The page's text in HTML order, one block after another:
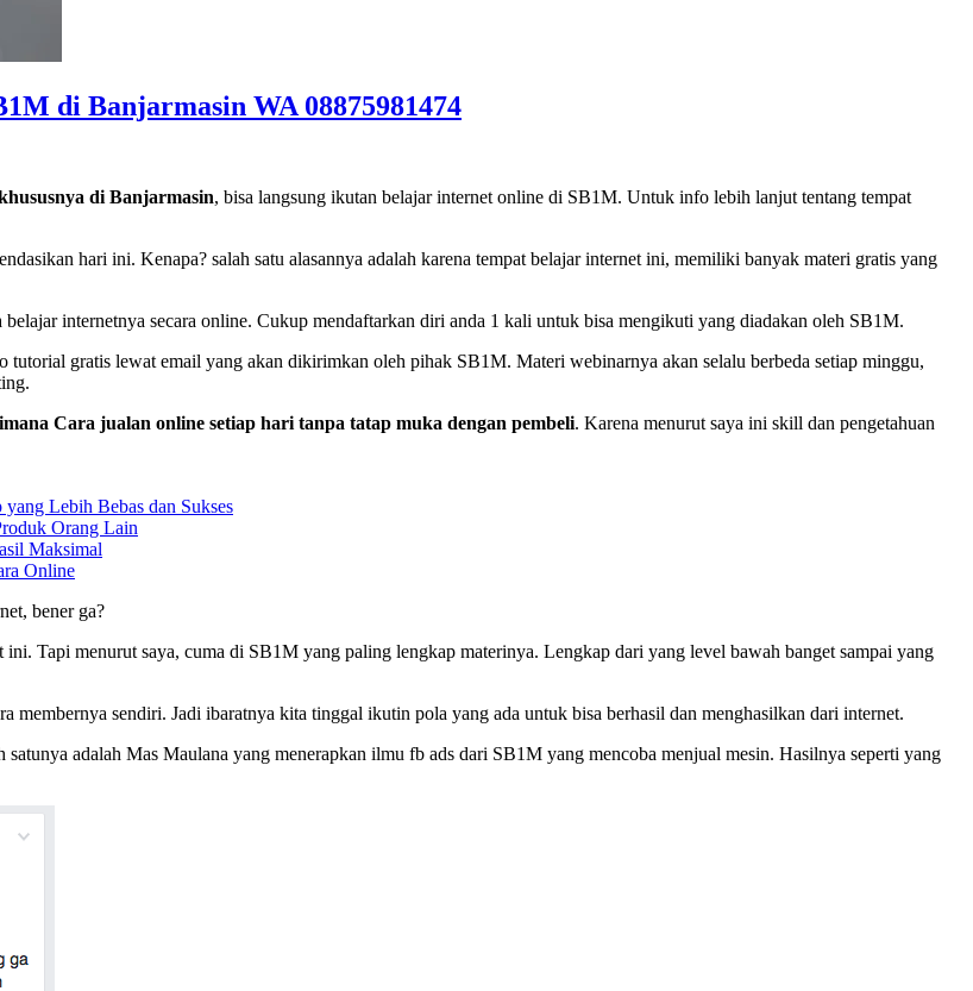
di Banjarmasin WA 08875981474
di Banjarmasin, bisa langsung ikutan belajar internet online di SB1M. Untuk info lebih lanjut tentang tempat
hari ini. Kenapa? salah satu alasannya adalah karena tempat belajar internet ini, memiliki banyak materi gratis yang
internetnya secara online. Cukup mendaftarkan diri anda 1 kali untuk bisa mengikuti yang diadakan oleh SB1M.
gratis lewat email yang akan dikirimkan oleh pihak SB1M. Materi webinarnya akan selalu berbeda setiap minggu,
Cara jualan online setiap hari tanpa tatap muka dengan pembeli. Karena menurut saya ini skill dan pengetahuan
Lebih Bebas dan Sukses
Orang Lain
Maksimal
Online
bener ga?
ini. Tapi menurut saya, cuma di SB1M yang paling lengkap materinya. Lengkap dari yang level bawah banget sampai yang
sendiri. Jadi ibaratnya kita tinggal ikutin pola yang ada untuk bisa berhasil dan menghasilkan dari internet.
adalah Mas Maulana yang menerapkan ilmu fb ads dari SB1M yang mencoba menjual mesin. Hasilnya seperti yang